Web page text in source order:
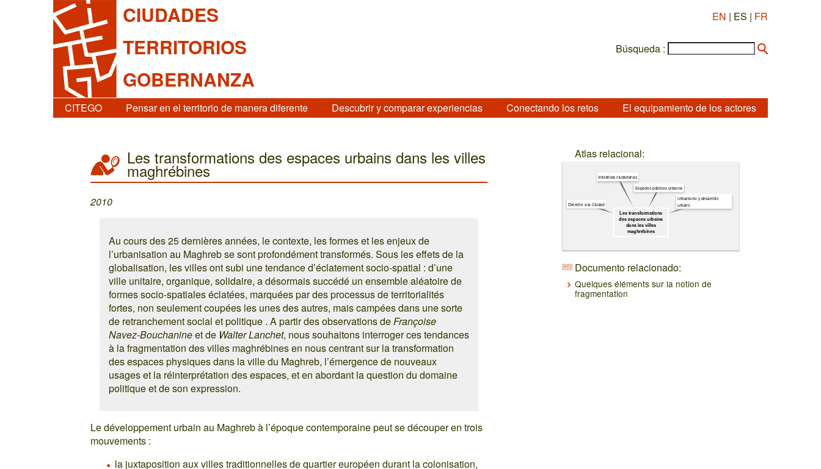
CIUDADES
TERRITORIOS
GOBERNANZA
EN | ES | FR
Búsqueda :
CITEGO Pensar en el territorio de manera diferente Descubrir y comparar experiencias Conectando los retos El equipamiento de los actores
Les transformations des espaces urbains dans les villes
maghrébines
2010
Au cours des 25 dernières années, le contexte, les formes et les enjeux de
l’urbanisation au Maghreb se sont profondément transformés. Sous les effets de la
globalisation, les villes ont subi une tendance d’éclatement socio-spatial : d’une
ville unitaire, organique, solidaire, a désormais succédé un ensemble aléatoire de
formes socio-spatiales éclatées, marquées par des processus de territorialités
fortes, non seulement coupées les unes des autres, mais campées dans une sorte
de retranchement social et politique . A partir des observations deFrançoise
Navez-Bouchanineet de Walter Lanchet, nous souhaitons interroger ces tendances
à la fragmentation des villes maghrébines en nous centrant sur la transformation
des espaces physiques dans la ville du Maghreb, l’émergence de nouveaux
usages et la réinterprétation des espaces, et en abordant la question du domaine
politique et de son expression.
Le développement urbain au Maghreb à l’époque contemporaine peut se découper en trois
mouvements :
la juxtaposition aux villes traditionnelles de quartier européen durant la colonisation,
Atlas relacional:
Les transformations
des espaces urbains
dans les villes
maghrébines
Urbanismo y desarrollo
urbano
Espacios públicos urbanos
Iniciativas ciudadanas
Derecho a la Ciudad
Documento relacionado:
Quelques éléments sur la notion de
fragmentation